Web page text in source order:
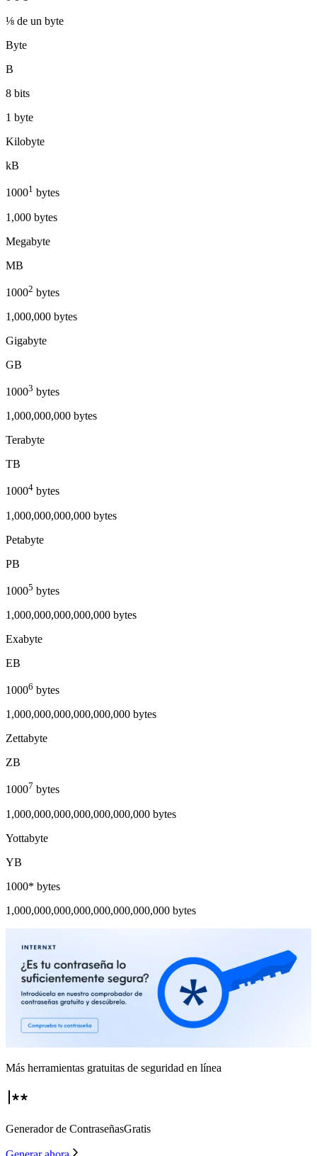
⅛ de un byte
Byte
B
8 bits
1 byte
Kilobyte
kB
10001 bytes
1,000 bytes
Megabyte
MB
10002 bytes
1,000,000 bytes
Gigabyte
GB
10003 bytes
1,000,000,000 bytes
Terabyte
TB
10004 bytes
1,000,000,000,000 bytes
Petabyte
PB
10005 bytes
1,000,000,000,000,000 bytes
Exabyte
EB
10006 bytes
1,000,000,000,000,000,000 bytes
Zettabyte
ZB
10007 bytes
1,000,000,000,000,000,000,000 bytes
Yottabyte
YB
1000* bytes
1,000,000,000,000,000,000,000,000 bytes
Más herramientas gratuitas de seguridad en línea
Generador de ContraseñasGratis